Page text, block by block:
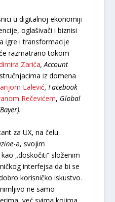
u digitalnoj ekonomiji
oglašivači i biznisi
igre i transformacije
razmatrano tokom
Zarića, Account
iz domena
Lalević, Facebook
Rečevićem, Global
za UX, na čelu
-a, svojim
„doskočiti“ složenim
interfejsa da bi se
korisničko iskustvo.
ne samo
već svima kojima